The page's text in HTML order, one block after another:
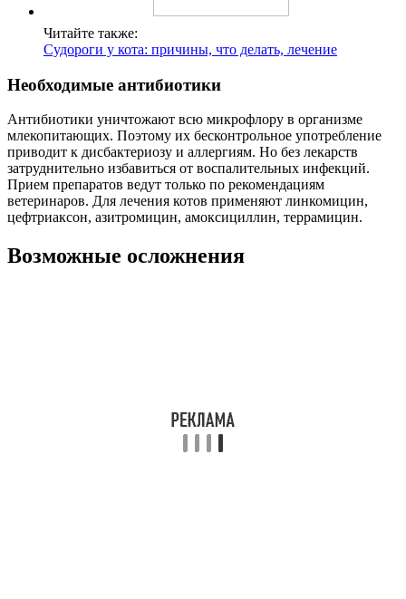
Читайте также:
Судороги у кота: причины, что делать, лечение
Необходимые антибиотики
Антибиотики уничтожают всю микрофлору в организме
млекопитающих. Поэтому их бесконтрольное употребление
приводит к дисбактериозу и аллергиям. Но без лекарств
затруднительно избавиться от воспалительных инфекций.
Прием препаратов ведут только по рекомендациям
ветеринаров. Для лечения котов применяют линкомицин,
цефтриаксон, азитромицин, амоксициллин, террамицин.
Возможные осложнения